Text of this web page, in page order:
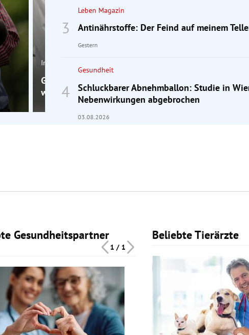
Interview
Gürtelrose: Ein Experte erklärt, warum rasches
wichtig ist
Leben Magazin
Antinährstoffe: Der Feind auf meinem
Gestern
Gesundheit
Schluckbarer Abnehmballon: Studie in
Nebenwirkungen abgebrochen
03.08.2026
Gesundheitspartner
1 / 1
1 Beliebte Tierärzte
Slide 1 von 1